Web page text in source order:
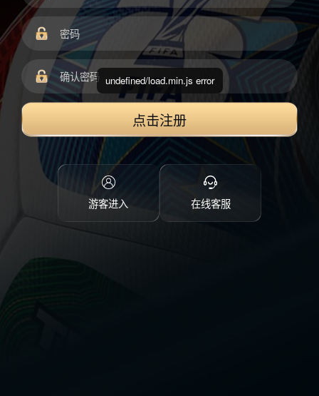
点击注册
游客进入 在线客服
undefined/load.min.js error